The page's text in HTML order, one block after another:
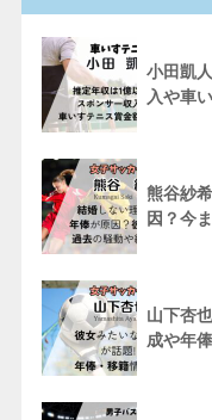
小田凱
入や車
熊谷紗
因？今
山下杏
成や年